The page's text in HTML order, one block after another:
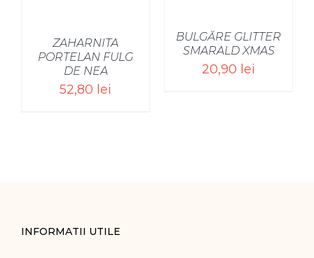
ZAHARNITA
PORTELAN FULG
DE NEA
52,80 lei
BULGĂRE GLITTER
SMARALD XMAS
20,90 lei
INFORMATII UTILE